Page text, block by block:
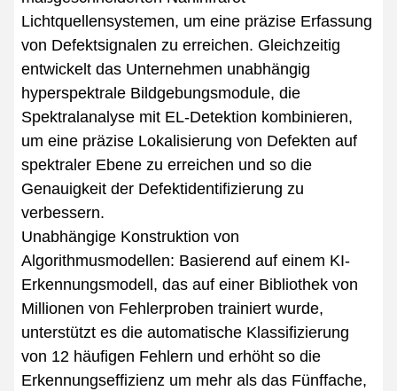
Lichtquellensystemen, um eine präzise Erfassung
von Defektsignalen zu erreichen. Gleichzeitig
entwickelt das Unternehmen unabhängig
hyperspektrale Bildgebungsmodule, die
Spektralanalyse mit EL-Detektion kombinieren,
um eine präzise Lokalisierung von Defekten auf
spektraler Ebene zu erreichen und so die
Genauigkeit der Defektidentifizierung zu
verbessern.
Unabhängige Konstruktion von
Algorithmusmodellen: Basierend auf einem KI-
Erkennungsmodell, das auf einer Bibliothek von
Millionen von Fehlerproben trainiert wurde,
unterstützt es die automatische Klassifizierung
von 12 häufigen Fehlern und erhöht so die
Erkennungseffizienz um mehr als das Fünffache,